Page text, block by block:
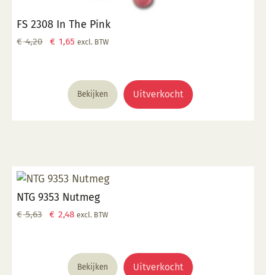
FS 2308 In The Pink
€4,20
Oorspronkelijke
€ 4,20.
€ 1,65 Huidige
€ 1,65.
excl. BTW
Bekijken Uitverkocht
NTG 9353 Nutmeg
€5,63
Oorspronkelijke
€ 5,63.
€ 2,48Huidige
€ 2,48.
excl. BTW
Bekijken Uitverkocht